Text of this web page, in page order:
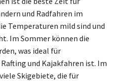
und Radfahren im
Temperaturen mild sind und
Im Sommer können die
was ideal für
und Kajakfahren ist. Im
Skigebiete, die für